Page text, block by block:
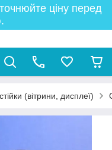
ціну перед
(вітрини, дисплеї)